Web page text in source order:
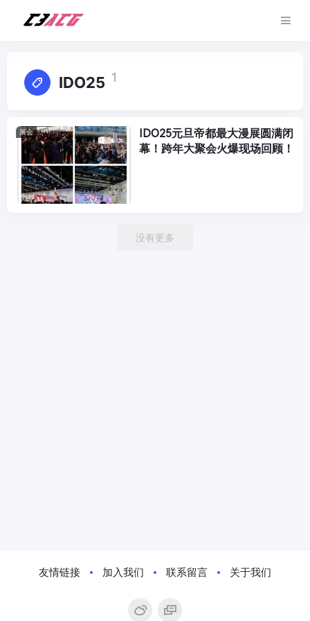
IDO25 1
展会
IDO25元旦帝都最大漫展圆满闭
幕！跨年大聚会火爆现场回顾！
没有更多
友情链接 加入我们 联系留言 关于我们